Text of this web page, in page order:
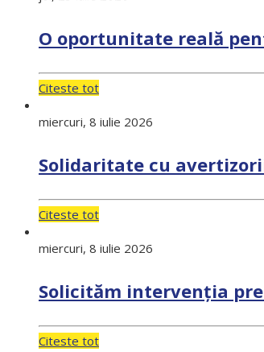
O oportunitate reală
Citeste tot
miercuri, 8 iulie 2026
Solidaritate cu
Citeste tot
miercuri, 8 iulie 2026
Solicităm intervenția
Citeste tot